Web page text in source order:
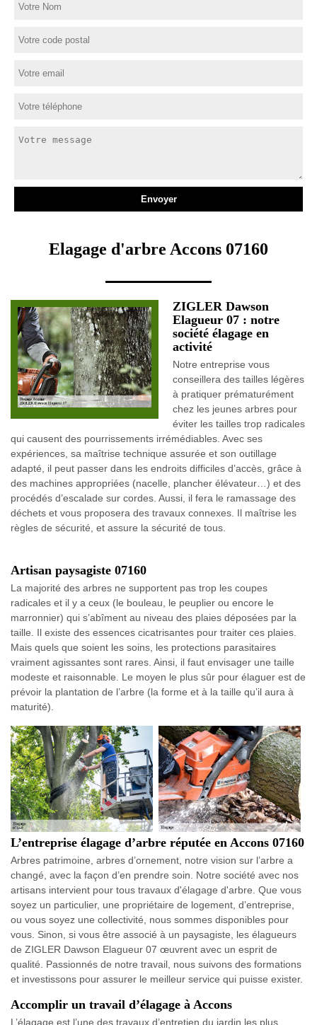
Elagage d'arbre Accons 07160
ZIGLER Dawson
Elagueur 07 : notre
société élagage en
activité
Notre entreprise vous
conseillera des tailles légères
à pratiquer prématurément
chez les jeunes arbres pour
éviter les tailles trop radicales
qui causent des pourrissements irrémédiables. Avec ses
expériences, sa maîtrise technique assurée et son outillage
adapté, il peut passer dans les endroits difficiles d’accès, grâce à
des machines appropriées (nacelle, plancher élévateur…) et des
procédés d’escalade sur cordes. Aussi, il fera le ramassage des
déchets et vous proposera des travaux connexes. Il maîtrise les
règles de sécurité, et assure la sécurité de tous.
Artisan paysagiste 07160
La majorité des arbres ne supportent pas trop les coupes
radicales et il y a ceux (le bouleau, le peuplier ou encore le
marronnier) qui s’abîment au niveau des plaies déposées par la
taille. Il existe des essences cicatrisantes pour traiter ces plaies.
Mais quels que soient les soins, les protections parasitaires
vraiment agissantes sont rares. Ainsi, il faut envisager une taille
modeste et raisonnable. Le moyen le plus sûr pour élaguer est de
prévoir la plantation de l’arbre (la forme et à la taille qu’il aura à
maturité).
L’entreprise élagage d’arbre réputée en Accons 07160
Arbres patrimoine, arbres d’ornement, notre vision sur l’arbre a
changé, avec la façon d’en prendre soin. Notre société avec nos
artisans intervient pour tous travaux d'élagage d'arbre. Que vous
soyez un particulier, une propriétaire de logement, d’entreprise,
ou vous soyez une collectivité, nous sommes disponibles pour
vous. Sinon, si vous être associé à un paysagiste, les élagueurs
de ZIGLER Dawson Elagueur 07 œuvrent avec un esprit de
qualité. Passionnés de notre travail, nous suivons des formations
et investissons pour assurer le meilleur service qui puisse exister.
Accomplir un travail d’élagage à Accons
L’élagage est l’une des travaux d’entretien du jardin les plus